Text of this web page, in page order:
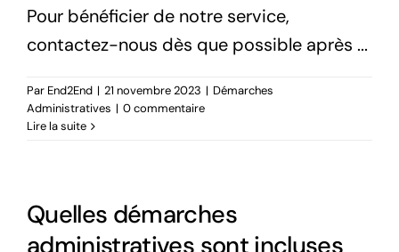
Pour bénéficier de notre service,
contactez-nous dès que possible après ...
Par End2End | 21 novembre 2023 | Démarches
Administratives | 0 commentaire
Lire la suite
Quelles démarches
administratives sont incluses